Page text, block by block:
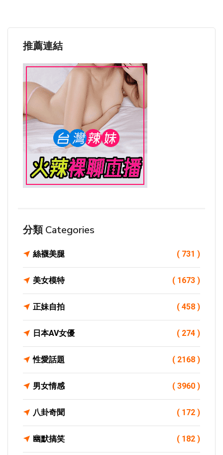
推薦連結
分類 Categories
絲襪美腿 ( 731 )
美女模特 ( 1673 )
正妹自拍 ( 458 )
日本AV女優 ( 274 )
性愛話題 ( 2168 )
男女情感 ( 3960 )
八卦奇聞 ( 172 )
幽默搞笑 ( 182 )